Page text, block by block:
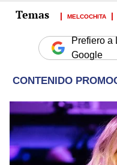
MELCOCHITA
Prefiero a
Google